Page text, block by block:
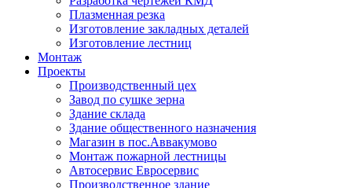
Плазменная резка
Изготовление закладных деталей
Изготовление лестниц
Монтаж
Проекты
Производственный цех
Завод по сушке зерна
Здание склада
Здание общественного назначения
Магазин в пос.Аввакумово
Монтаж пожарной лестницы
Автосервис Евросервис
Производственное здание